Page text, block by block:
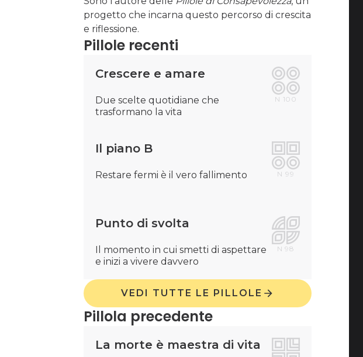
progetto che incarna questo percorso di crescita
e riflessione.
Pillole recenti
Crescere e amare
Due scelte quotidiane che
trasformano la vita
N 100
Il piano B
Restare fermi è il vero fallimento N 99
Punto di svolta
Il momento in cui smetti di aspettare
e inizi a vivere davvero
N98
VEDI TUTTE LE PILLOLE
Pillola precedente
La morte è maestra di vita